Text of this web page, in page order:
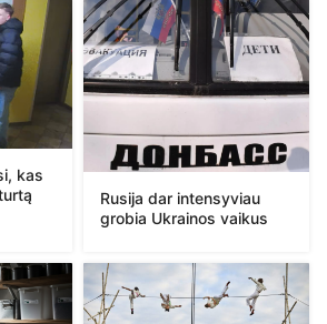
kas
Rusija dar intensyviau
grobia Ukrainos vaikus